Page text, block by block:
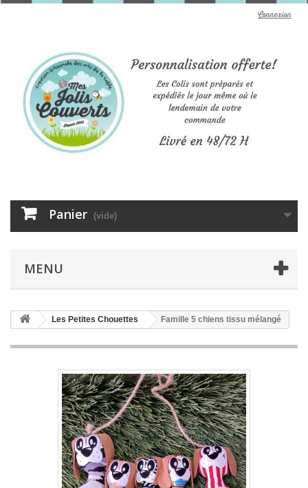
Connexion
Panier (vide)
MENU
Les Petites Chouettes Famille 5 chiens tissu mélangé